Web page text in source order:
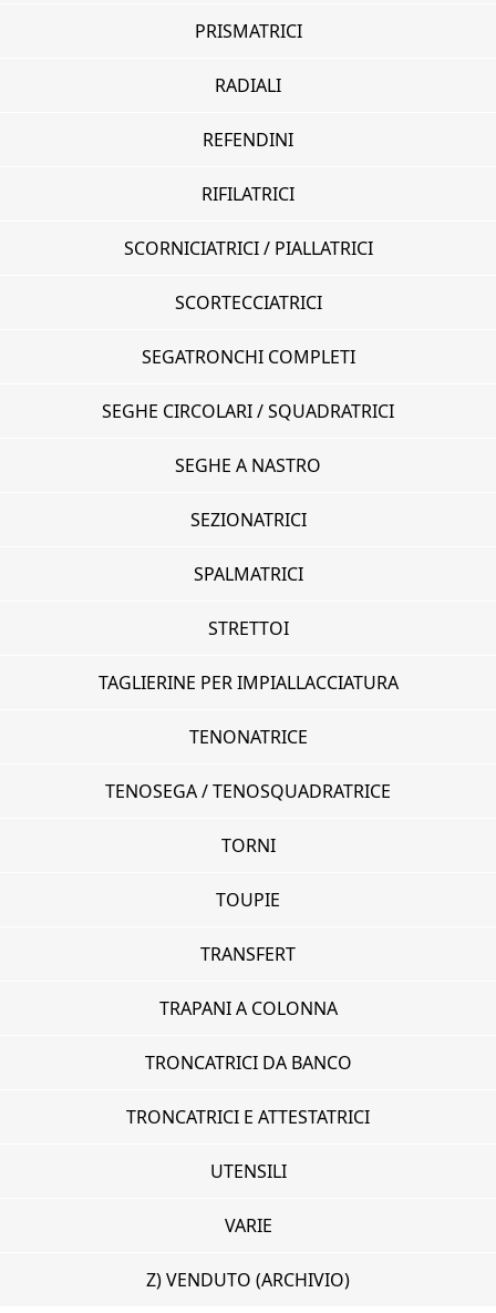
PRISMATRICI
RADIALI
REFENDINI
RIFILATRICI
SCORNICIATRICI / PIALLATRICI
SCORTECCIATRICI
SEGATRONCHI COMPLETI
SEGHE CIRCOLARI / SQUADRATRICI
SEGHE A NASTRO
SEZIONATRICI
SPALMATRICI
STRETTOI
TAGLIERINE PER IMPIALLACCIATURA
TENONATRICE
TENOSEGA / TENOSQUADRATRICE
TORNI
TOUPIE
TRANSFERT
TRAPANI A COLONNA
TRONCATRICI DA BANCO
TRONCATRICI E ATTESTATRICI
UTENSILI
VARIE
Z) VENDUTO (ARCHIVIO)